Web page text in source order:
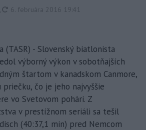
aktualizované
6. februára 2016 19:41
(TASR) - Slovenský biatlonista
výborný výkon v sobotňajších
štartom v kanadskom Canmore,
čo je jeho najvyššie
vo Svetovom pohári. Z
v prestížnom seriáli sa tešil
(40:37,1 min) pred Nemcom